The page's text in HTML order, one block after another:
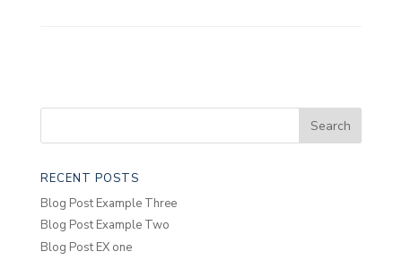
RECENT POSTS
Blog Post Example Three
Blog Post Example Two
Blog Post EX one